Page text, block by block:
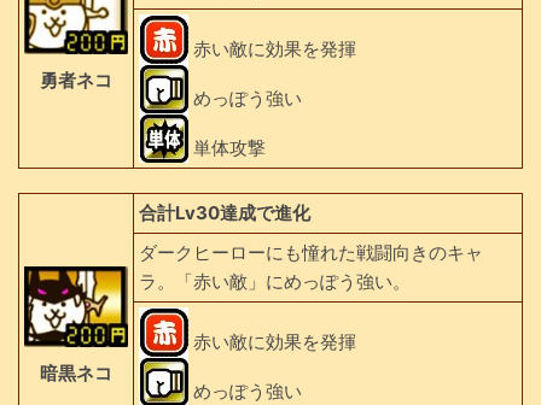
勇者ネコ
赤い敵に効果を発揮
めっぽう強い
単体攻撃
暗黒ネコ
合計Lv30達成で進化
ダークヒーローにも憧れた戦闘向きのキャ
ラ。「赤い敵」にめっぽう強い。
赤い敵に効果を発揮
めっぽう強い